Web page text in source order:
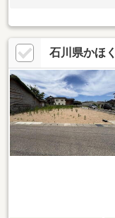
石川県かほ